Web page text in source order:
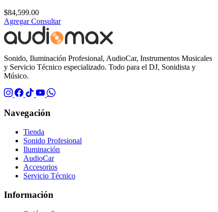
$84,599.00
AgregarConsultar
Sonido, Iluminación Profesional, AudioCar, Instrumentos Musicales
y Servicio Técnico especializado. Todo para el DJ, Sonidista y
Músico.
Navegación
Tienda
Sonido Profesional
Iluminación
AudioCar
Accesorios
Servicio Técnico
Información